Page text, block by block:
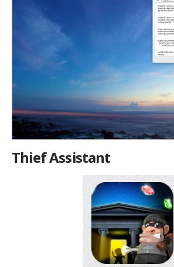
Thief Assistant